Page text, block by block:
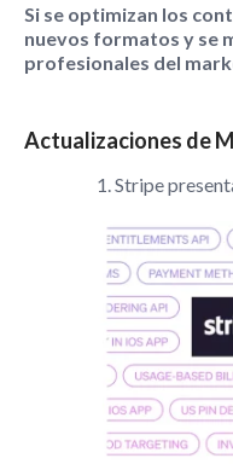
Si se optimizan los
nuevos formatos y se
profesionales del
Actualizaciones de
1. Stripe